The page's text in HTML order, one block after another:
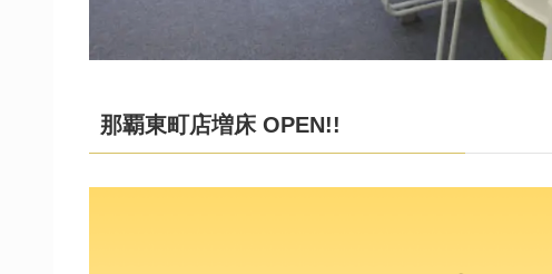
那覇東町店増床 OPEN!!